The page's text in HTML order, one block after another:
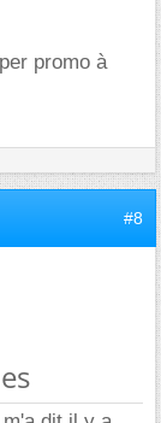
promo à
#8